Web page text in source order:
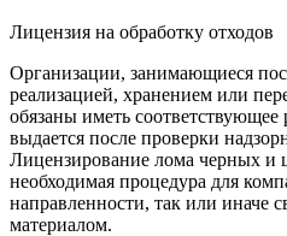
Лицензия на обработку отходов
Организации, занимающиеся
реализацией, хранением или
обязаны иметь соответствующее
выдается после проверки
Лицензирование лома черных и
необходимая процедура для
направленности, так или иначе
материалом.